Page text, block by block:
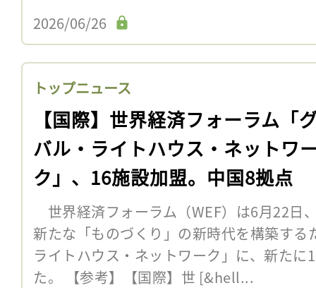
2026/06/26
トップニュース
【国際】世界経済フォーラム「
バル・ライトハウス・ネットワ
ク」、16施設加盟。中国8拠点
世界経済フォーラム（WEF）は6月22日
新たな「ものづくり」の新時代を構築す
ライトハウス・ネットワーク」に、新たに
た。 【参考】【国際】世 [&hell...